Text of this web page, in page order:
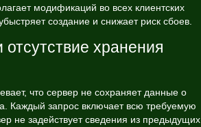
модификаций во всех клиентских
создание и снижает риск сбоев.
хранения
что сервер не сохраняет данные о
Каждый запрос включает всю требуемую
не задействует сведения из предыдущих